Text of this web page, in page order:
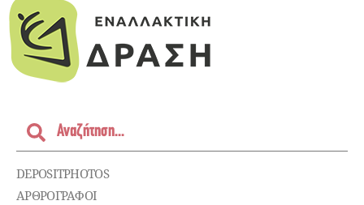
DEPOSITPHOTOS
ΑΡΘΡΟΓΡΑΦΟΙ